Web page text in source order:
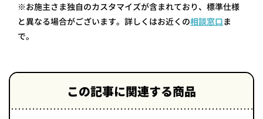
※お施主さま独自のカスタマイズが含まれており、標準仕様
と異なる場合がございます。詳しくはお近くの相談窓口ま
で。
この記事に関連する商品